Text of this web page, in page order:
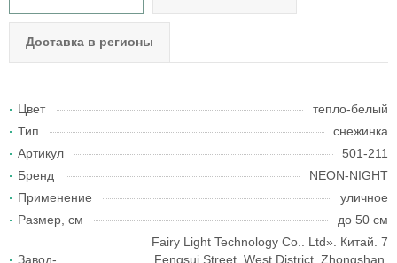
Доставка в регионы
Цвет
тепло-белый
Тип
снежинка
Артикул
501-211
Бренд
NEON-NIGHT
Применение
уличное
Размер, см
до 50 см
Завод-
Fairy Light Technology Co.. Ltd». Китай. 7
Fengsui Street. West District. Zhongshan.